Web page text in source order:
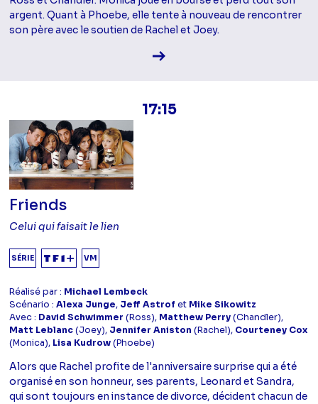
argent. Quant à Phoebe, elle tente à nouveau de rencontrer
son père avec le soutien de Rachel et Joey.
Voir la fiche diffusion
17:15
Friends
Celui qui faisait le lien
SÉRIE VM
Réalisé par : Michael Lembeck
Scénario :Alexa Junge, Jeff Astrof et Mike Sikowitz
Avec : David Schwimmer (Ross), Matthew Perry(Chandler),
Matt Leblanc(Joey), Jennifer Aniston (Rachel), Courteney Cox
(Monica), Lisa Kudrow(Phoebe)
Alors que Rachel profite de l'anniversaire surprise qui a été
organisé en son honneur, ses parents, Leonard et Sandra,
qui sont toujours en instance de divorce, décident chacun de